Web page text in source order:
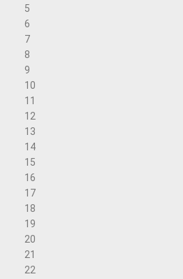
5
6
7
8
9
10
11
12
13
14
15
16
17
18
19
20
21
22